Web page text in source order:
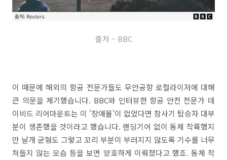
출처 – BBC
이 때문에 해외의 항공 전문가들도 무안공항 로컬라이저에 대해
큰 의문을 제기했습니다. BBC와 인터뷰한 항공 안전 전문가 데
이비드 리어마운트는 이 '장애물'이 없었다면 참사기 탑승자 대부
분이 생존했을 것이라고 했습니다. 랜딩기어 없이 동체 착륙했지
만 날개 균형도 그렇고 꼬리 부분이 부러지지 않도록 기수를 너무
쳐들지 않는 모습 등을 보면 양호하게 이뤄졌다고 했죠. 동체 착